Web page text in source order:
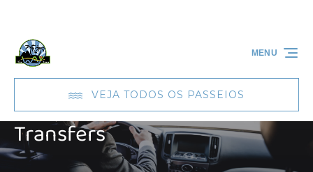
VEJA TODOS OS PASSEIOS
MENU
Transfers